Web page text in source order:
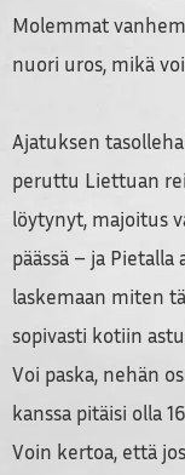
Molemmat
nuori uros, mikä
Ajatuksen
peruttu Liettuan
löytynyt, majoitus
päässä – ja
laskemaan miten
sopivasti kotiin
Voi paska, nehän
kanssa pitäisi olla
Voin kertoa, että